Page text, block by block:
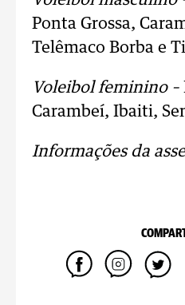
Ponta Grossa,
Telêmaco Borba e
Voleibol feminino –
Carambeí, Ibaiti,
Informações da